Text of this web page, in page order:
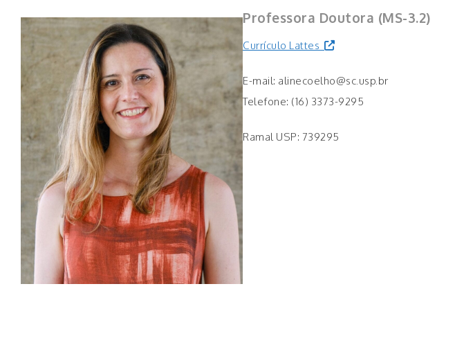
Professora Doutora (MS-3.2)
Currículo Lattes
E-mail: alinecoelho@sc.usp.br
Telefone: (16) 3373-9295
Ramal USP: 739295